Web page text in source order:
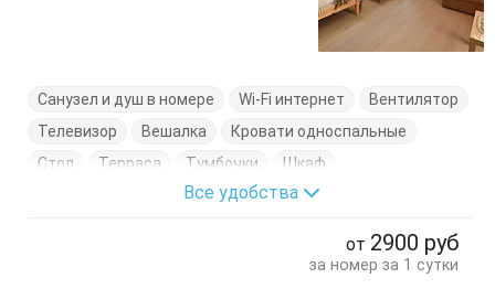
Санузел и душ в номере Wi-Fi интернет
Вентилятор
Телевизор
Вешалка
Кровати односпальные
Стол
Терраса Тумбочки Шкаф
Все удобства
от 2900 руб
за номер за 1 сутки